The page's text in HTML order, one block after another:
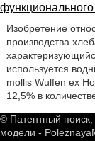
Изобретение
производства
используется
mollis Wulfen ex
12,5% в
© Патентный поиск,
модели -